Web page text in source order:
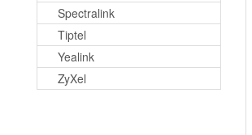
Spectralink
Tiptel
Yealink
ZyXel